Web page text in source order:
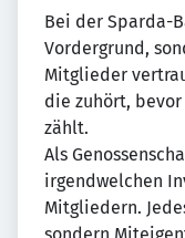
Bei der Sparda-
Vordergrund,
Mitglieder
die zuhört,
zählt.
Als
irgendwelchen
Mitgliedern.